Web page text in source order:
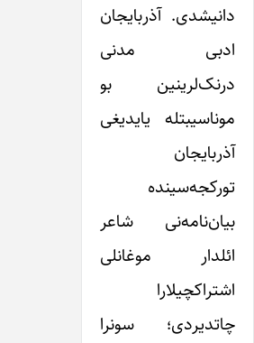
دانیشدی. آذربایجان
ادبی مدنی
درنک‌لرینین بو
موناسیبتله یایدیغی
آذربایجان
تورکجه‌سینده
بیان‌نامه‌نی شاعر
ائلدار موغانلی
اشتراکچیلارا
چاتدیردی؛ سونرا